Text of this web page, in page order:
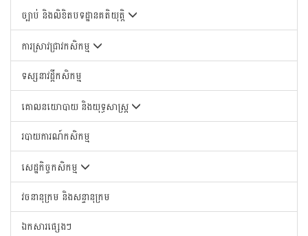
ច្បាប់ និងលិខិតបទដ្ឋានគតិយុត្តិ
ការស្រាវជ្រាវកសិកម្ម
ទស្សនាវដ្តីកសិកម្ម
គោលនយោបាយ និងយុទ្ធសាស្រ្ត
របាយការណ៍កសិកម្ម
សេដ្ឋកិច្ចកសិកម្ម
វចនានុក្រម និងសន្ទានុក្រម
ឯកសារផ្សេងៗ